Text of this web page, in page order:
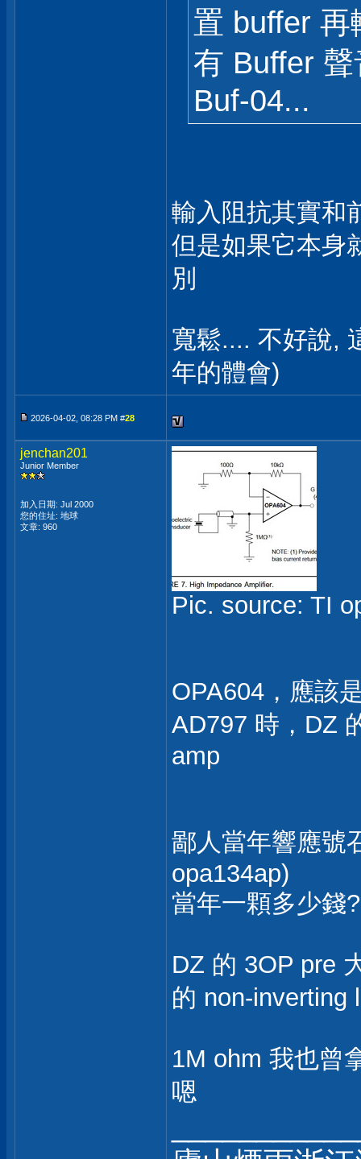
置 buffer 再
有 Buffer
Buf-04...
輸入阻抗其實和
但是如果它本身
別
寬鬆.... 不好說,
年的體會)
2026-04-02, 08:28 PM #28
jenchan201
Junior Member
加入日期: Jul 2000
您的住址: 地球
文章: 960
Pic. source: TI
OPA604，應該
AD797 時，DZ
amp
鄙人當年響應號
opa134ap)
當年一顆多少錢
DZ 的 3OP pre
的 non-inverting
1M ohm 我也曾
嗯